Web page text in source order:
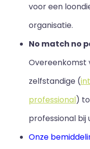
voor een
organisatie.
No match no
Overeenkomst
zelfstandige (
professional)
professional bij
Onze